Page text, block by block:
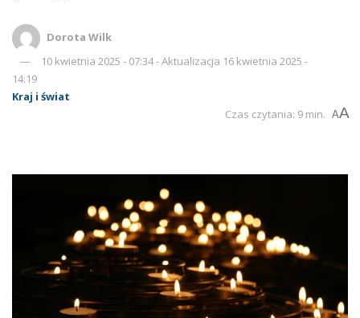
Dorota Wilk
10 kwietnia 2025 - 07:34 - Aktualizacja 16 kwietnia 2025 -
14:19
Kraj i świat
Czas czytania: 9 min. AA